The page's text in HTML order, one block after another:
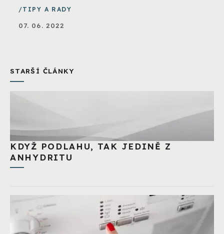
TIPY A RADY
07. 06. 2022
STARŠÍ ČLÁNKY
KDYŽ PODLAHU, TAK JEDINĚ Z
ANHYDRITU